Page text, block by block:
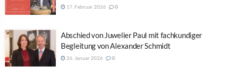
17. Februar 2026 0
Abschied von Juwelier Paul mit fachkundiger
Begleitung von Alexander Schmidt
26. Januar 2026 0